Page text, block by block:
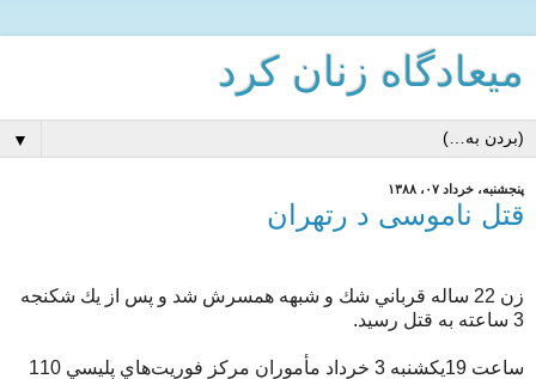
میعادگاه زنان كرد
▼
پنجشنبه، خرداد ۰۷، ۱۳۸۸
قتل ناموسی د رتهران
زن 22 ساله قرباني شك و شبهه همسرش شد و پس از يك شكنجه
3 ساعته به قتل رسيد.
ساعت 19يكشنبه 3 خرداد مأموران مركز فوريت‌هاي پليسي 110